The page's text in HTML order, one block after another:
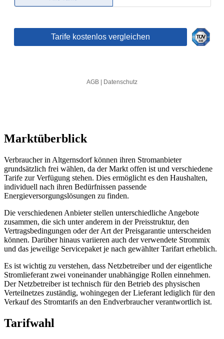
Marktüberblick
Verbraucher in Altgernsdorf können ihren Stromanbieter
grundsätzlich frei wählen, da der Markt offen ist und verschiedene
Tarife zur Verfügung stehen. Dies ermöglicht es den Haushalten,
individuell nach ihren Bedürfnissen passende
Energieversorgungslösungen zu finden.
Die verschiedenen Anbieter stellen unterschiedliche Angebote
zusammen, die sich unter anderem in der Preisstruktur, den
Vertragsbedingungen oder der Art der Preisgarantie unterscheiden
können. Darüber hinaus variieren auch der verwendete Strommix
und das jeweilige Servicepaket je nach gewählter Tarifart erheblich.
Es ist wichtig zu verstehen, dass Netzbetreiber und der eigentliche
Stromlieferant zwei voneinander unabhängige Rollen einnehmen.
Der Netzbetreiber ist technisch für den Betrieb des physischen
Verteilnetzes zuständig, wohingegen der Lieferant lediglich für den
Verkauf des Stromtarifs an den Endverbraucher verantwortlich ist.
Tarifwahl